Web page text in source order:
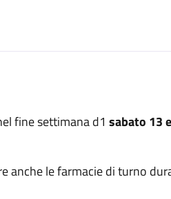
fine settimana d1 sabato 13
anche le farmacie di turno